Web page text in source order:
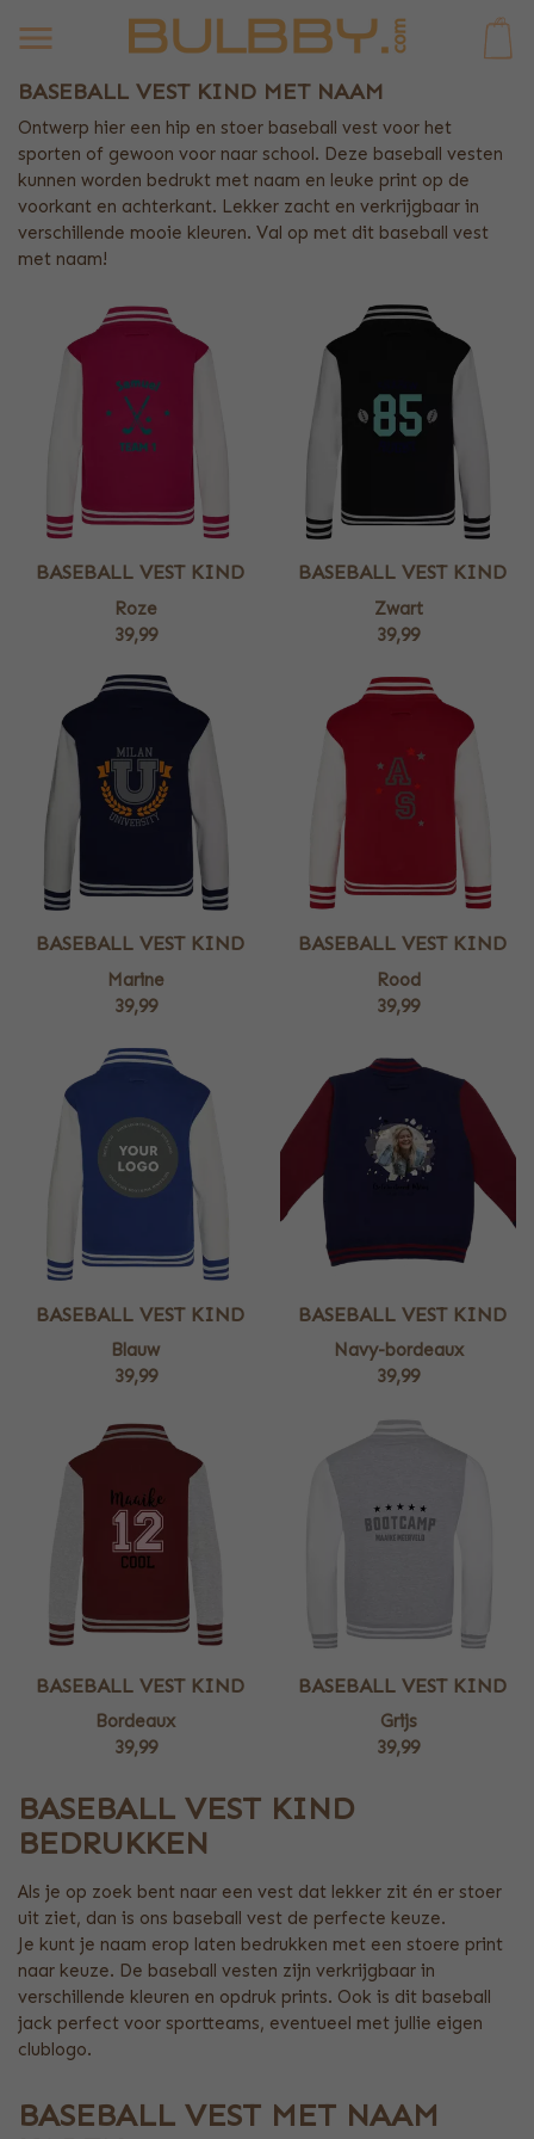
BASEBALL VEST KIND MET NAAM
Ontwerp hier een hip en stoer baseball vest voor het
sporten of gewoon voor naar school. Deze baseball vesten
kunnen worden bedrukt met naam en leuke print op de
voorkant en achterkant. Lekker zacht en verkrijgbaar in
verschillende mooie kleuren. Val op met dit baseball vest
met naam!
BASEBALL VEST KIND
Roze
39,99
BASEBALL VEST KIND
Zwart
39,99
BASEBALL VEST KIND
Marine
39,99
BASEBALL VEST KIND
Rood
39,99
BASEBALL VEST KIND
Blauw
39,99
BASEBALL VEST KIND
Navy-bordeaux
39,99
BASEBALL VEST KIND
Bordeaux
39,99
BASEBALL VEST KIND
Grijs
39,99
BASEBALL VEST KIND
BEDRUKKEN
Als je op zoek bent naar een vest dat lekker zit én er stoer
uit ziet, dan is ons baseball vest de perfecte keuze.
Je kunt je naam erop laten bedrukken met een stoere print
naar keuze. De baseball vesten zijn verkrijgbaar in
verschillende kleuren en opdruk prints. Ook is dit baseball
jack perfect voor sportteams, eventueel met jullie eigen
clublogo.
BASEBALL VEST MET NAAM